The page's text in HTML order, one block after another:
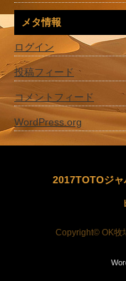
メタ情報
ログイン
投稿フィード
コメントフィード
WordPress.org
2017TOTOジ
Copyright© OK牧